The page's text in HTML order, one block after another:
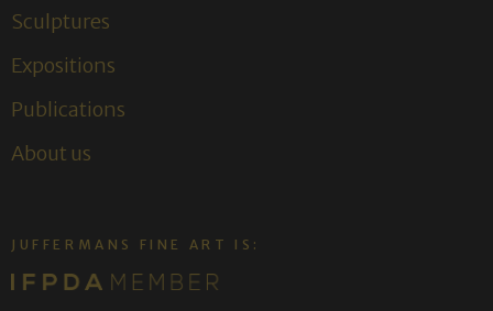
Sculptures
Expositions
Publications
About us
JUFFERMANS FINE ART IS: